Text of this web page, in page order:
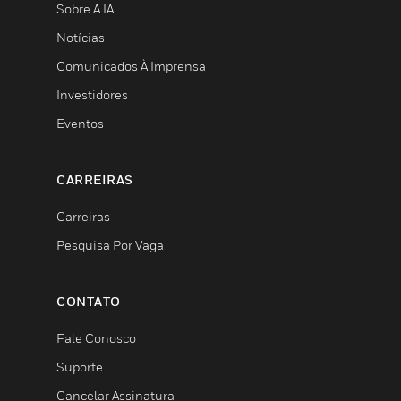
Sobre A IA
Notícias
Comunicados À Imprensa
Investidores
Eventos
CARREIRAS
Carreiras
Pesquisa Por Vaga
CONTATO
Fale Conosco
Suporte
Cancelar Assinatura